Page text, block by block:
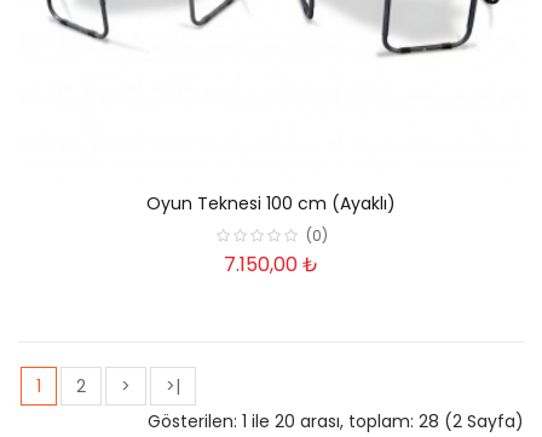
Oyun Teknesi 100 cm (Ayaklı)
(0)
7.150,00 ₺
1 2 >
>|
Gösterilen: 1 ile 20 arası, toplam: 28 (2 Sayfa)